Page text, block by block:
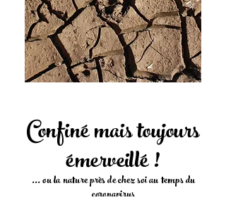
Confiné mais toujours
émerveillé !
... ou la nature près de chez soi au temps du
coronavirus